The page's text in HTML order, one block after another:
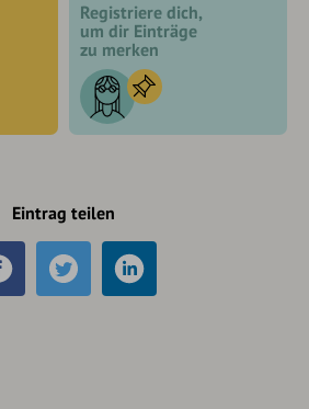
Registriere dich,
um dir Einträge
zu merken
Eintrag teilen